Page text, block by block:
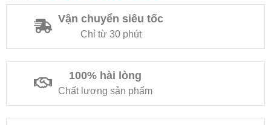
Vận chuyển siêu tốc
Chỉ từ 30 phút
100% hài lòng
Chất lượng sản phẩm